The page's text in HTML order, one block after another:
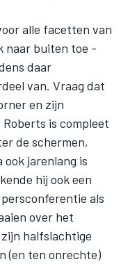
alle facetten van
naar buiten toe -
daar
van. Vraag dat
en zijn
is compleet
de schermen,
ook jarenlang is
hij ook een
als
over het
halfslachtige
(en ten onrechte)